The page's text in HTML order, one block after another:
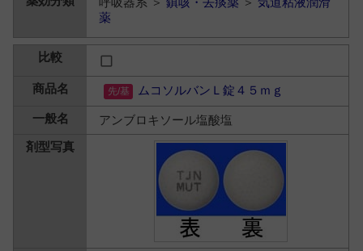
薬
ムコソルバンＬ錠４５ｍｇ
アンブロキソール塩酸塩